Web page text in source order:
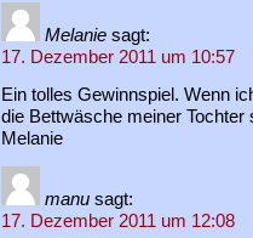
Melanie sagt:
17. Dezember 2011 um 10:57
Ein tolles Gewinnspiel. Wenn
die Bettwäsche meiner
Melanie
manu sagt:
17. Dezember 2011 um 12:08